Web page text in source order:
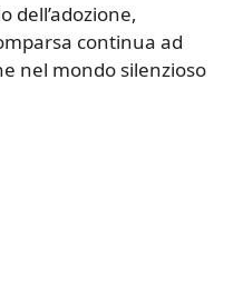
dell’adozione,
continua ad
nel mondo silenzioso